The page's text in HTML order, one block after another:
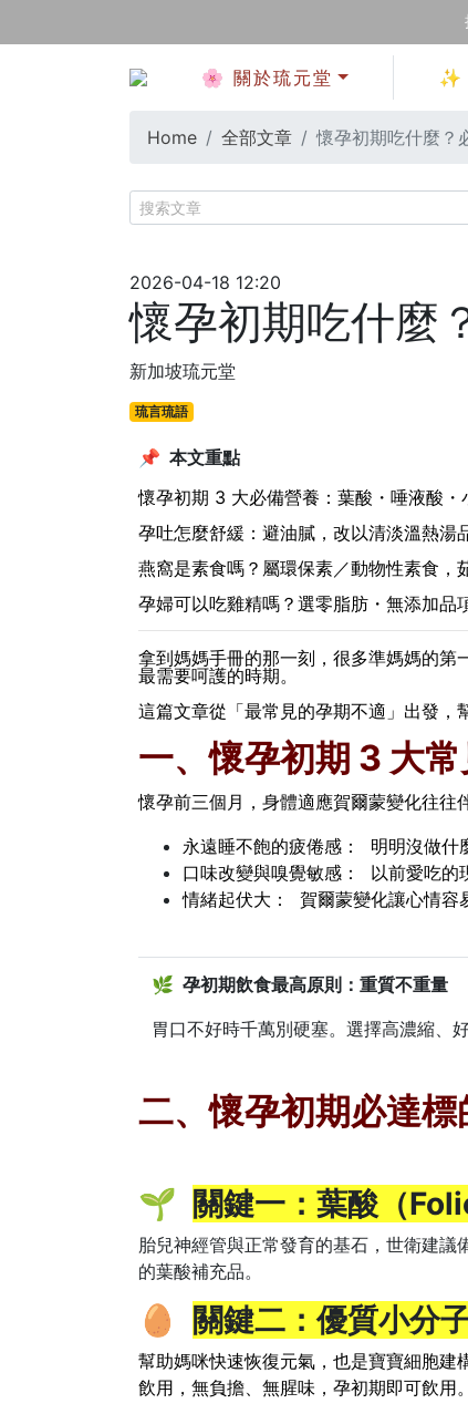
🌸 關於琉元堂 ✨
Home 全部文章 懷孕初期吃什麼？
2026-04-18 12:20
懷孕初期吃什麼
新加坡琉元堂
琉言琉語
📌 本文重點
懷孕初期 3 大必備營養：葉酸・唾液酸・
孕吐怎麼舒緩：避油膩，改以清淡溫熱湯
燕窩是素食嗎？屬環保素／動物性素食，
孕婦可以吃雞精嗎？選零脂肪・無添加品
拿到媽媽手冊的那一刻，很多準媽媽的第
最需要呵護的時期。
這篇文章從「最常見的孕期不適」出發，
一、懷孕初期 3 大
懷孕前三個月，身體適應賀爾蒙變化往
永遠睡不飽的疲倦感： 明明沒做什
口味改變與嗅覺敏感： 以前愛吃的
情緒起伏大： 賀爾蒙變化讓心情容
🌿 孕初期飲食最高原則：重質不重量
胃口不好時千萬別硬塞。選擇高濃縮、
二、懷孕初期必達
🌱 關鍵一：葉酸（
胎兒神經管與正常發育的基石，世衛建
的葉酸補充品。
🥚 關鍵二：優質小分
幫助媽咪快速恢復元氣，也是寶寶細胞
飲用，無負擔、無腥味，孕初期即可飲用。